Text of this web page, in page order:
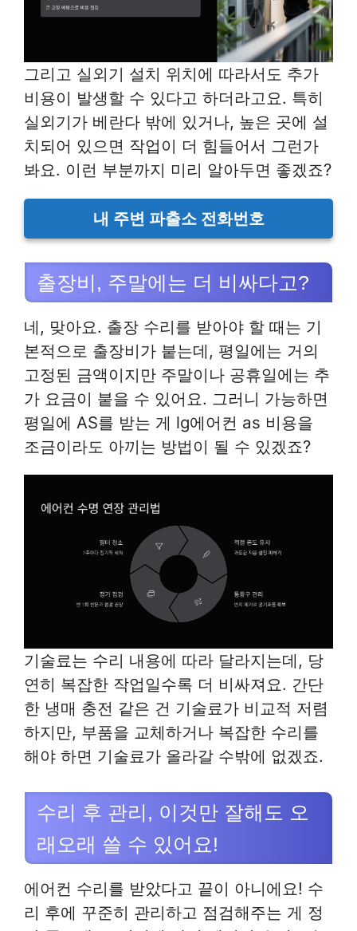
그리고 실외기 설치 위치에 따라서도 추가
비용이 발생할 수 있다고 하더라고요. 특히
실외기가 베란다 밖에 있거나, 높은 곳에 설
치되어 있으면 작업이 더 힘들어서 그런가
봐요. 이런 부분까지 미리 알아두면 좋겠죠?
내 주변 파출소 전화번호
출장비, 주말에는 더 비싸다고?
네, 맞아요. 출장 수리를 받아야 할 때는 기
본적으로 출장비가 붙는데, 평일에는 거의
고정된 금액이지만 주말이나 공휴일에는 추
가 요금이 붙을 수 있어요. 그러니 가능하면
평일에 AS를 받는 게 lg에어컨 as 비용을
조금이라도 아끼는 방법이 될 수 있겠죠?
기술료는 수리 내용에 따라 달라지는데, 당
연히 복잡한 작업일수록 더 비싸져요. 간단
한 냉매 충전 같은 건 기술료가 비교적 저렴
하지만, 부품을 교체하거나 복잡한 수리를
해야 하면 기술료가 올라갈 수밖에 없겠죠.
수리 후 관리, 이것만 잘해도 오
래오래 쓸 수 있어요!
에어컨 수리를 받았다고 끝이 아니에요! 수
리 후에 꾸준히 관리하고 점검해주는 게 정